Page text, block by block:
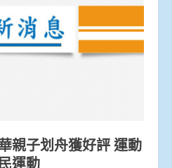
親子划舟獲好評 運動
運動